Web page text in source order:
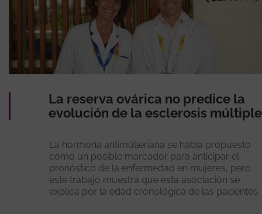
La reserva ovárica no predice la
evolución de la esclerosis múltiple
La hormona antimülleriana se había propuesto
como un posible marcador para anticipar el
pronóstico de la enfermedad en mujeres, pero
este trabajo muestra que esta asociación se
explica por la edad cronológica de las pacientes.